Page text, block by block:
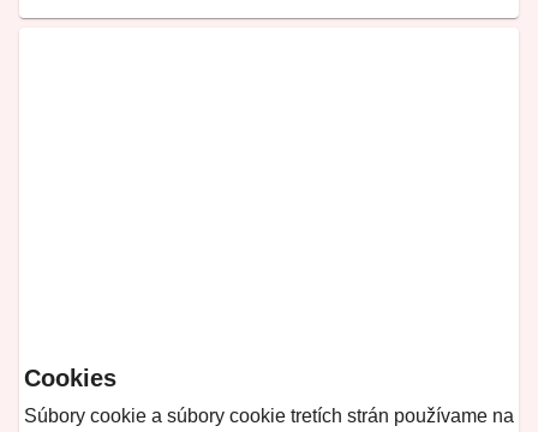
Cookies
Súbory cookie a súbory cookie tretích strán používame na